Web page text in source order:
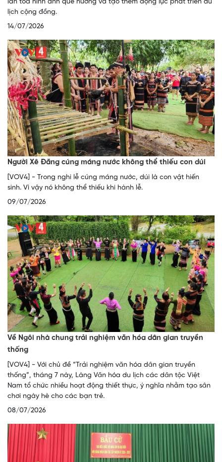
lan tỏa hình ảnh quê hương và tạo thêm động lực phát triển du
lịch cộng đồng.
14/07/2026
Người Xê Đăng cúng máng nước không thể thiếu con dúi
[VOV4] - Trong nghi lễ cúng máng nước, dúi là con vật hiến
sinh. Vì vậy nó không thể thiếu khi hành lễ.
09/07/2026
Về Ngôi nhà chung trải nghiệm văn hóa dân gian truyền
thống
[VOV4] - Với chủ đề “Trải nghiệm văn hóa dân gian truyền
thống”, tháng 7 này, Làng Văn hóa du lịch các dân tộc Việt
Nam tổ chức nhiều hoạt động thiết thực, ý nghĩa nhằm tạo sân
chơi ngày hè cho các bạn trẻ.
08/07/2026